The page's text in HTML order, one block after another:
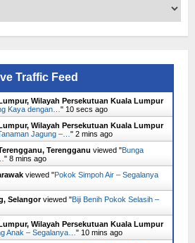
Traffic Feed
Wilayah Persekutuan Kuala Lumpur
Kaya dengan… " 11 secs ago
Wilayah Persekutuan Kuala Lumpur
Jagung –… " 2 mins ago
Terengganu viewed "Bunga
" 8 mins ago
viewed "Pokok Simpoh Air – Segalanya
Selangorviewed "Biji Benih Pokok Selasih –
Wilayah Persekutuan Kuala Lumpur
Anak – Segalanya… " 10 mins ago